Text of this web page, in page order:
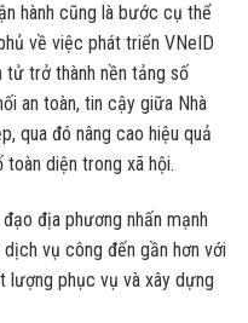
hành cũng là bước cụ thể
về việc phát triển VNeID
tử trở thành nền tảng số
an toàn, tin cậy giữa Nhà
qua đó nâng cao hiệu quả
diện trong xã hội.
địa phương nhấn mạnh
vụ công đến gần hơn với
lượng phục vụ và xây dựng